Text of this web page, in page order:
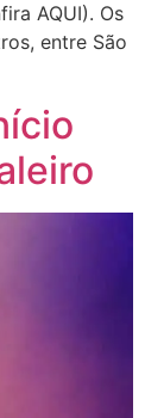
AQUI). Os
entre São